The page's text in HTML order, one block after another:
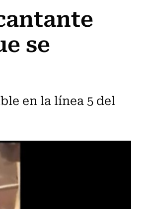
se
en la línea 5 del